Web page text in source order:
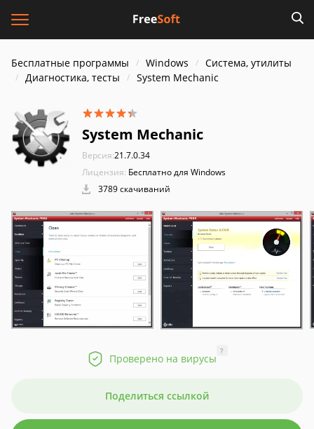
Бесплатные программы Windows
Система, утилиты
Диагностика, тесты
System Mechanic
System Mechanic
Версия:21.7.0.34
Лицензия: Бесплатно для Windows
3789 скачиваний
Проверено на вирусы
?
Поделиться ссылкой